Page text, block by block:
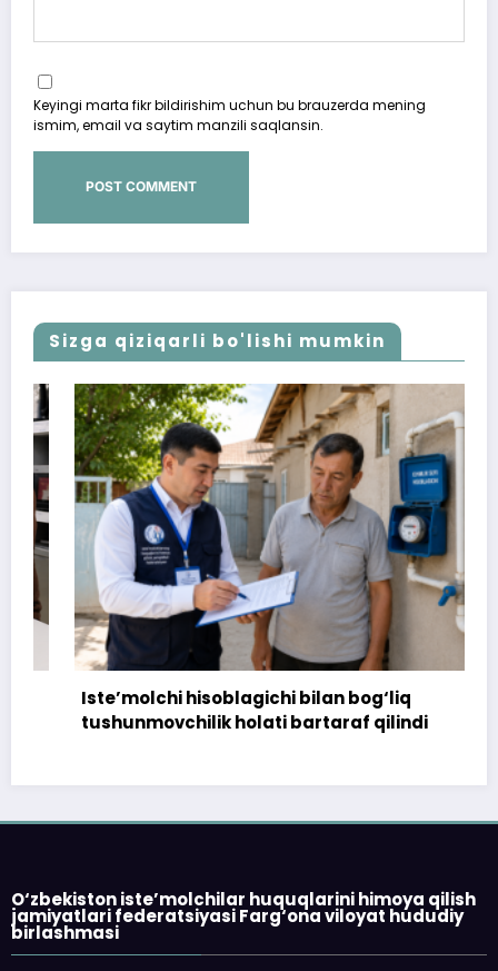
Keyingi marta fikr bildirishim uchun bu brauzerda mening
ismim, email va saytim manzili saqlansin.
Sizga qiziqarli bo'lishi mumkin
Iste’molchi hisoblagichi bilan bog‘liq
tushunmovchilik holati bartaraf qilindi
O‘zbekiston iste’molchilar huquqlarini himoya qilish
jamiyatlari federatsiyasi Farg‘ona viloyat hududiy
birlashmasi